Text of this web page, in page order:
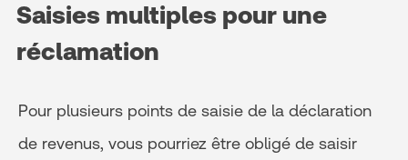
Saisies multiples pour une
réclamation
Pour plusieurs points de saisie de la déclaration
de revenus, vous pourriez être obligé de saisir